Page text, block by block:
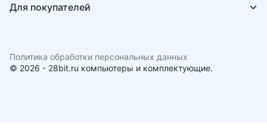
Для покупателей
© 2026 - 28bit.ru компьютеры и комплектующие.
Политика обработки персональных данных